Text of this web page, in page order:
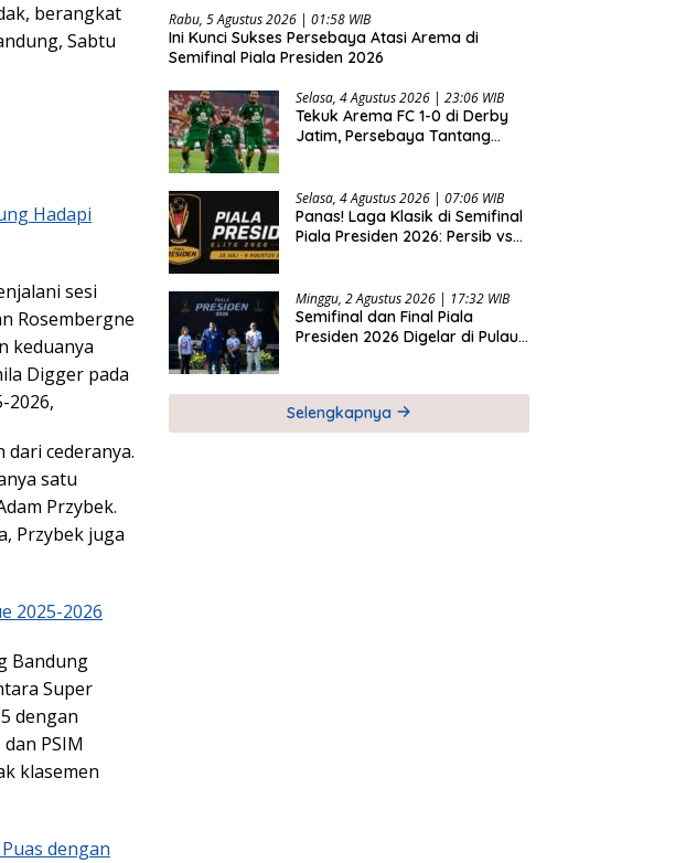
berangkat
Sabtu
Hadapi
sesi
Rosembergne
keduanya
Digger pada
2026,
cederanya.
satu
Przybek.
Przybek juga
2025-2026
Bandung
Super
dengan
PSIM
klasemen
dengan
Rabu, 5 Agustus 2026 | 01:58 WIB
Ini Kunci Sukses Persebaya Atasi Arema di
Semifinal Piala Presiden 2026
Selasa, 4 Agustus 2026 | 23:06 WIB
Tekuk Arema FC 1-0 di Derby
Jatim, Persebaya Tantang
Selasa, 4 Agustus 2026 | 07:06 WIB
Panas! Laga Klasik di Semifinal
Piala Presiden 2026: Persib vs
Minggu, 2 Agustus 2026 | 17:32 WIB
Semifinal dan Final Piala
Presiden 2026 Digelar di Pulau
Selengkapnya